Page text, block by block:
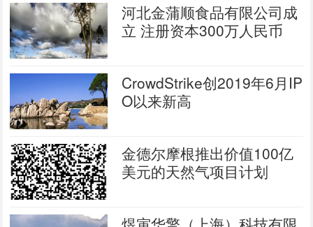
河北金蒲顺食品有限公司成
立 注册资本300万人民币
CrowdStrike创2019年6月IP
O以来新高
金德尔摩根推出价值100亿
美元的天然气项目计划